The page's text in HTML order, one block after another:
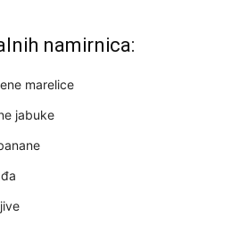
namirnica:
marelice
jabuke